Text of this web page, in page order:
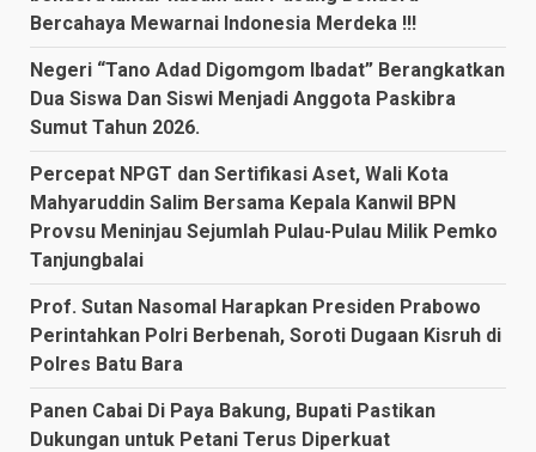
Bercahaya Mewarnai Indonesia Merdeka !!!
Negeri “Tano Adad Digomgom Ibadat” Berangkatkan
Dua Siswa Dan Siswi Menjadi Anggota Paskibra
Sumut Tahun 2026.
Percepat NPGT dan Sertifikasi Aset, Wali Kota
Mahyaruddin Salim Bersama Kepala Kanwil BPN
Provsu Meninjau Sejumlah Pulau-Pulau Milik Pemko
Tanjungbalai
Prof. Sutan Nasomal Harapkan Presiden Prabowo
Perintahkan Polri Berbenah, Soroti Dugaan Kisruh di
Polres Batu Bara
Panen Cabai Di Paya Bakung, Bupati Pastikan
Dukungan untuk Petani Terus Diperkuat